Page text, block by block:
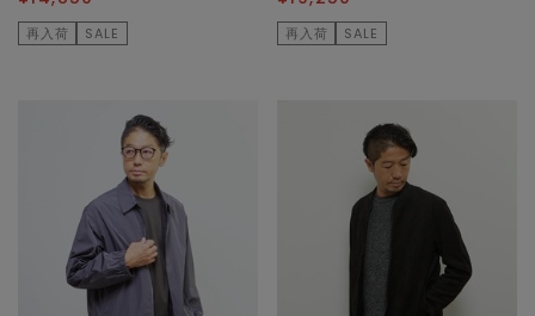
再入荷 SALE 再入荷 SALE